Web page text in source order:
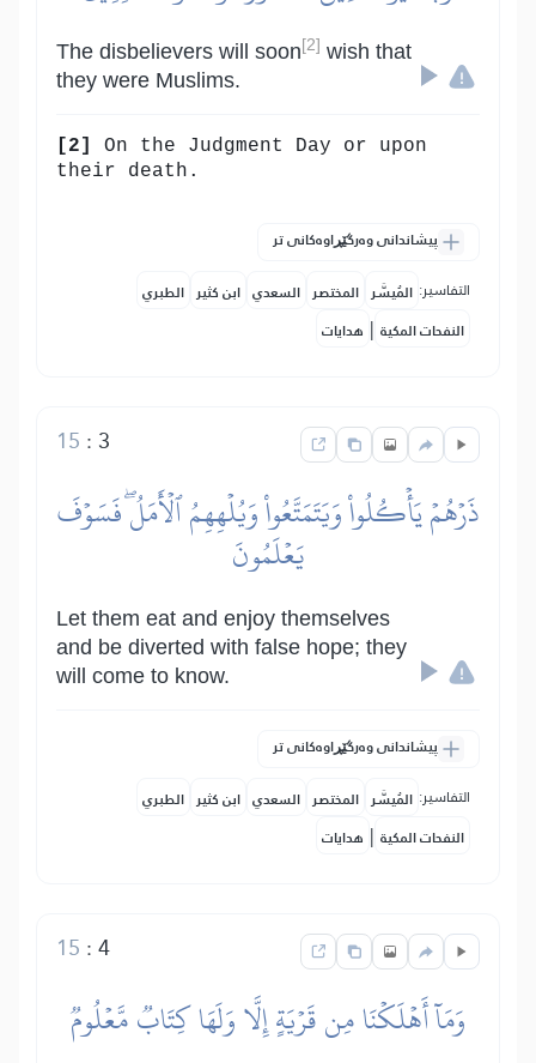
The disbelievers will soon [2] wish that
they were Muslims.
[2]
On the Judgment Day or upon
their death.
پیشاندانی وەرگێڕاوەکانی تر
التفاسير: المُيسَّر المختصر السعدي ابن كثير الطبري
النفحات المكية | هدايات
3
:
15
ذَرۡهُمۡ يَأۡكُلُواْ وَيَتَمَتَّعُواْ وَيُلۡهِهِمُ ٱلۡأَمَلُۖ فَسَوۡفَ
يَعۡلَمُونَ
Let them eat and enjoy themselves
and be diverted with false hope; they
will come to know.
پیشاندانی وەرگێڕاوەکانی تر
التفاسير: المُيسَّر المختصر السعدي ابن كثير الطبري
النفحات المكية | هدايات
4
:
15
وَمَآ أَهۡلَكۡنَا مِن قَرۡيَةٍ إِلَّا وَلَهَا كِتَابٞ مَّعۡلُومٞ